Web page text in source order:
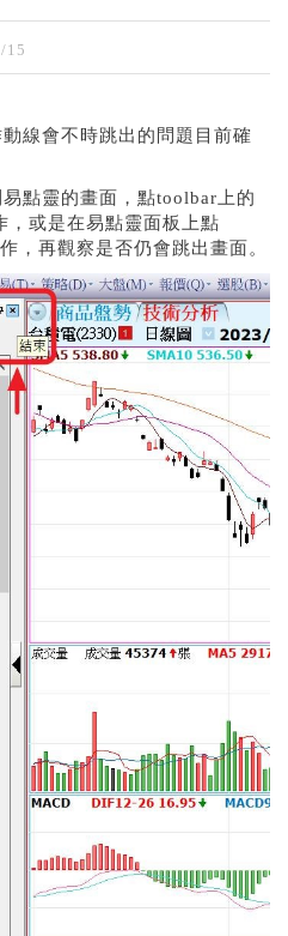
15
線會不時跳出的問題目前確
點靈的畫面，點toolbar上的
或是在易點靈面板上點
，再觀察是否仍會跳出畫面。